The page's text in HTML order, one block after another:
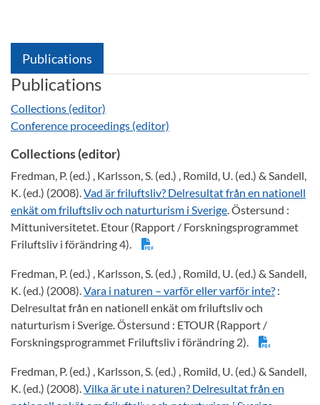
Publications
Publications
Collections (editor)
Conference proceedings (editor)
Collections (editor)
Fredman, P. (ed.) , Karlsson, S. (ed.) , Romild, U. (ed.) & Sandell,
K. (ed.) (2008).Vad är friluftsliv? Delresultat från en nationell
enkät om friluftsliv och naturturism i Sverige. Östersund :
Mittuniversitetet. Etour (Rapport / Forskningsprogrammet
Friluftsliv i förändring 4).
Fredman, P. (ed.) , Karlsson, S. (ed.) , Romild, U. (ed.) & Sandell,
K. (ed.) (2008).Vara i naturen – varför eller varför inte? :
Delresultat från en nationell enkät om friluftsliv och
naturturism i Sverige. Östersund : ETOUR (Rapport /
Forskningsprogrammet Friluftsliv i förändring 2).
Fredman, P. (ed.) , Karlsson, S. (ed.) , Romild, U. (ed.) & Sandell,
K. (ed.) (2008).Vilka är ute i naturen? Delresultat från en